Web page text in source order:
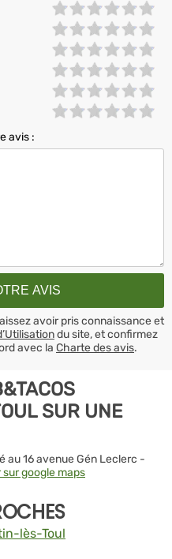
avis :
avoir pris connaissance et
du site, et confirmez
avec la Charte des avis.
SUR UNE
au 16 avenue Gén Leclerc -
sur google maps
lès-Toul